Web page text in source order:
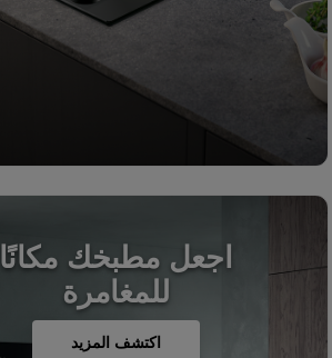
اجعل مطبخك مكانًا
للمغامرة
اكتشف المزيد